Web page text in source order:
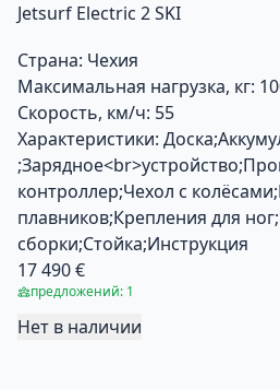
Jetsurf Electric 2 SKI
Страна: Чехия
Максимальная нагрузка, кг:
Скорость, км/ч: 55
Характеристики:
контроллер;Чехол с
плавников;Крепления для
сборки;Стойка;Инструкция
17 490 €
предложений: 1
Нет в наличии